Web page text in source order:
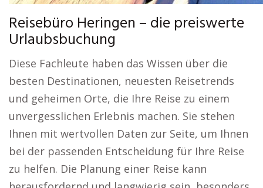
Reisebüro Heringen – die preiswerte
Urlaubsbuchung
Diese Fachleute haben das Wissen über die
besten Destinationen, neuesten Reisetrends
und geheimen Orte, die Ihre Reise zu einem
unvergesslichen Erlebnis machen. Sie stehen
Ihnen mit wertvollen Daten zur Seite, um Ihnen
bei der passenden Entscheidung für Ihre Reise
zu helfen. Die Planung einer Reise kann